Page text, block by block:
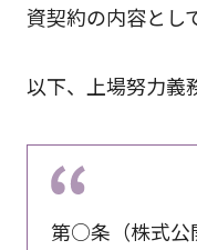
資契約の内容とし
以下、上場努力義
第○条（株式公